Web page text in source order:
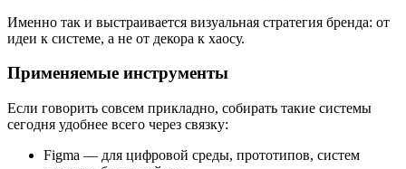
Именно так и выстраивается визуальная стратегия бренда: от
идеи к системе, а не от декора к хаосу.
Применяемые инструменты
Если говорить совсем прикладно, собирать такие системы
сегодня удобнее всего через связку:
Figma — для цифровой среды, прототипов, систем